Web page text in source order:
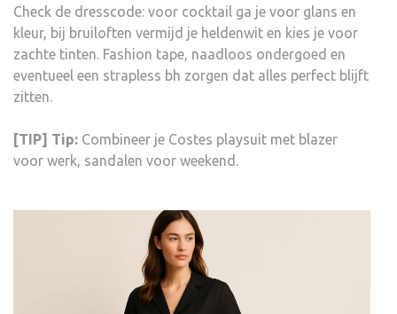
Check de dresscode: voor cocktail ga je voor glans en
kleur, bij bruiloften vermijd je heldenwit en kies je voor
zachte tinten. Fashion tape, naadloos ondergoed en
eventueel een strapless bh zorgen dat alles perfect blijft
zitten.
[TIP] Tip: Combineer je Costes playsuit met blazer
voor werk, sandalen voor weekend.